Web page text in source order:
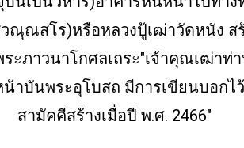
วณุณสโร)หรือหลวงปู้เฒ่าวัดหนัง
าวนาโกศลเถระ"เจ้าคุณเฒ่าท่
าบันพระอุโบสถ มีการเขียนบอก
สามัคคีสร้างเมื่อปี พ.ศ. 2466"